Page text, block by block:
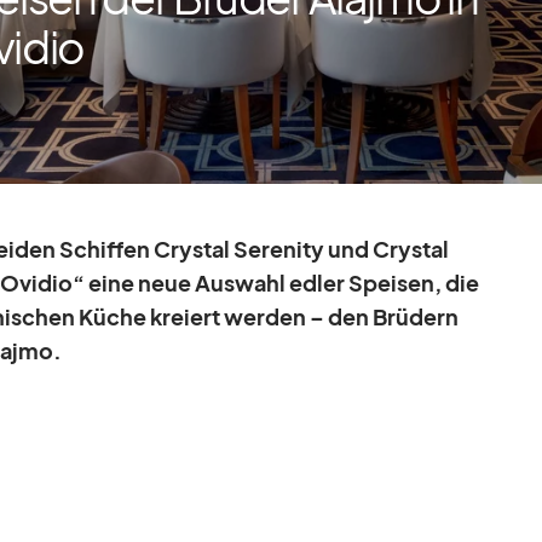
Schif­fen Crys­tal Se­re­nity und Crys­tal
eine neue Aus­wahl ed­ler Spei­sen, die
Kü­chekre­iert wer­den – den Brü­dern